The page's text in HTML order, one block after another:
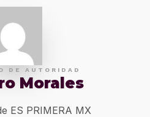
DE AUTORIDAD
Morales
ES PRIMERA MX